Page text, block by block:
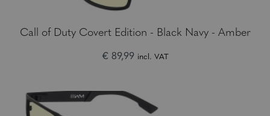
Call of Duty Covert Edition - Black Navy - Amber
€ 89,99 incl. VAT